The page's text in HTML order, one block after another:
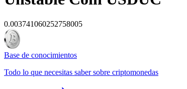
0.003741060252758005
Base de conocimientos
Todo lo que necesitas saber sobre criptomonedas